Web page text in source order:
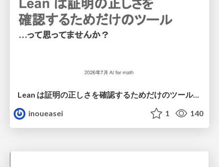
Lean は証明の正しさを確認するためだけのツールって思ってませんか？
inoueasei
1 140